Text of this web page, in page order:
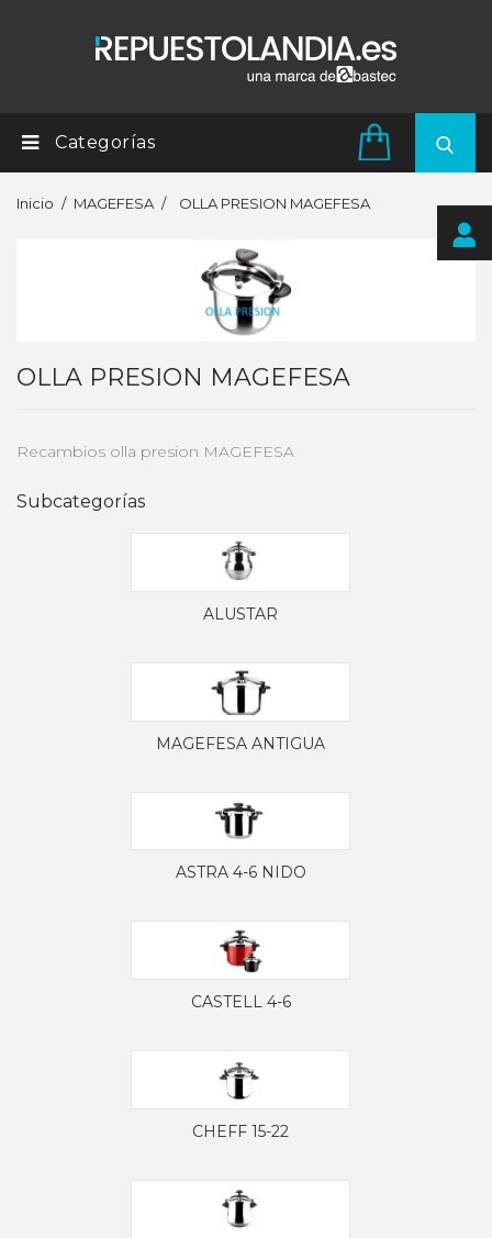
Categorías
Inicio MAGEFESA OLLA PRESION MAGEFESA
OLLA PRESION MAGEFESA
Recambios olla presion MAGEFESA
Subcategorías
ALUSTAR
MAGEFESA ANTIGUA
ASTRA 4-6 NIDO
CASTELL 4-6
CHEFF 15-22